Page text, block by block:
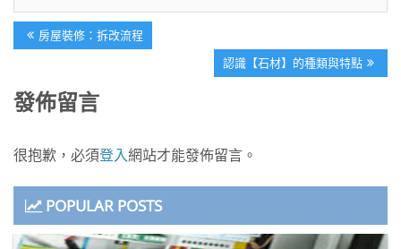
文
章
導
覽
Previous
Post:
房屋裝修：拆改流程
Next
Post:
認識【石材】的種類與特點
發佈留言
很抱歉，必須登入網站才能發佈留言。
POPULAR POSTS